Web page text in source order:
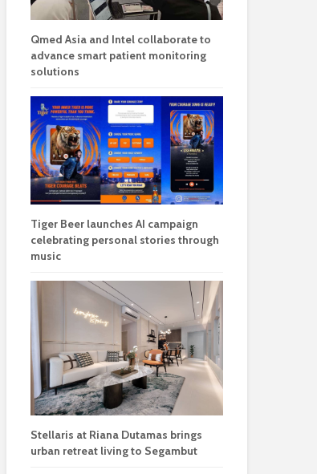
Qmed Asia and Intel collaborate to
advance smart patient monitoring
solutions
Tiger Beer launches AI campaign
celebrating personal stories through
music
Stellaris at Riana Dutamas brings
urban retreat living to Segambut